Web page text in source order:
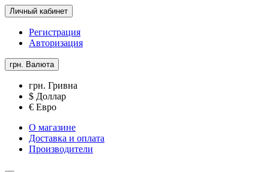
Личный кабинет
Регистрация
Авторизация
грн. Валюта
грн. Гривна
$ Доллар
€ Евро
О магазине
Доставка и оплата
Производители